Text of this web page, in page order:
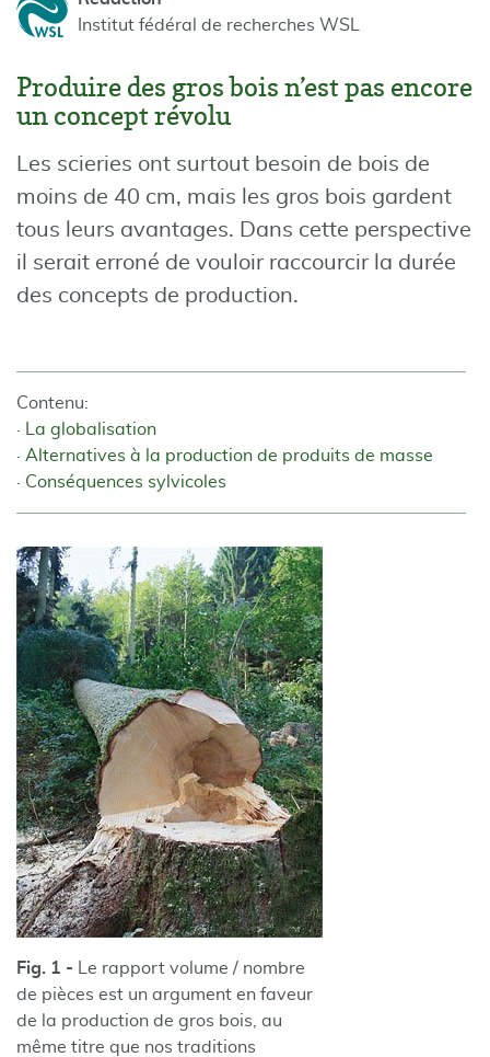
Institut fédéral de recherches WSL
Produire des gros bois n’est pas encore
un concept révolu
Les scieries ont surtout besoin de bois de
moins de 40 cm, mais les gros bois gardent
tous leurs avantages. Dans cette perspective
il serait erroné de vouloir raccourcir la durée
des concepts de production.
Contenu:
La globalisation
Alternatives à la production de produits de masse
Conséquences sylvicoles
Fig. 1 -
Le rapport volume / nombre
de pièces est un argument en faveur
de la production de gros bois, au
même titre que nos traditions